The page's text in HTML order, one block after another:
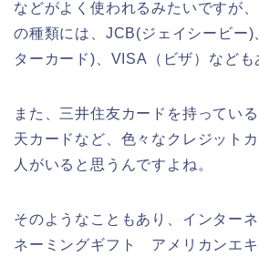
などがよく使われるみたいですが
の種類には、JCB(ジェイシービー)
ターカード)、VISA（ビザ）なども
また、三井住友カードを持ってい
天カードなど、色々なクレジット
人がいると思うんですよね。
そのようなこともあり、インター
ネーミングギフト アメリカンエ